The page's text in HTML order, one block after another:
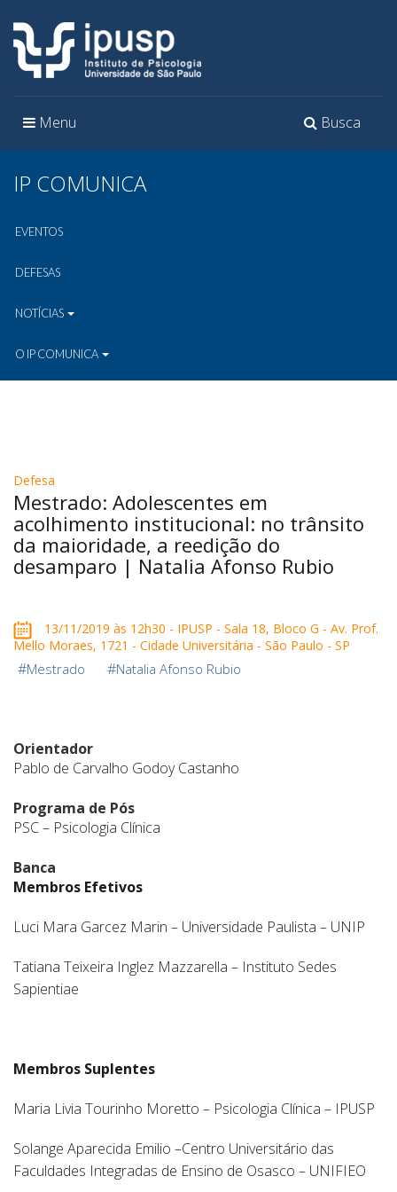
Toggle
Busca
Toggle
Menu
IP COMUNICA
EVENTOS
DEFESAS
NOTÍCIAS
O IP COMUNICA
Defesa
Mestrado: Adolescentes em
acolhimento institucional: no trânsito
da maioridade, a reedição do
desamparo | Natalia Afonso Rubio
13/11/2019 às 12h30 - IPUSP - Sala 18, Bloco G - Av. Prof.
Mello Moraes, 1721 - Cidade Universitária - São Paulo - SP
#Mestrado #Natalia Afonso Rubio
Orientador
Pablo de Carvalho Godoy Castanho
Programa de Pós
PSC – Psicologia Clínica
Banca
Membros Efetivos
Luci Mara Garcez Marin – Universidade Paulista – UNIP
Tatiana Teixeira Inglez Mazzarella – Instituto Sedes
Sapientiae
Membros Suplentes
Maria Livia Tourinho Moretto – Psicologia Clínica – IPUSP
Solange Aparecida Emilio –Centro Universitário das
Faculdades Integradas de Ensino de Osasco – UNIFIEO